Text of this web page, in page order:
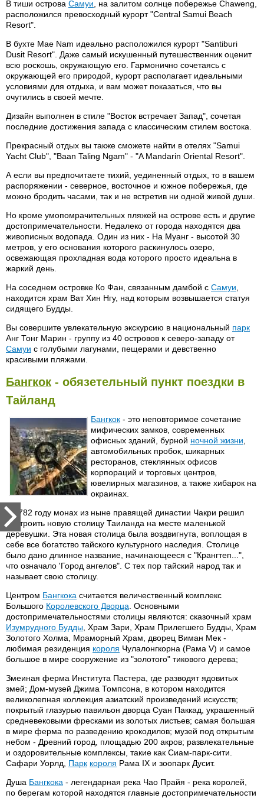
В тиши острова Самуи , на залитом солнце побережье Chaweng,
расположился превосходный курорт "Central Samui Beach
Resort".
В бухте Мае Nam идеально расположился курорт "Santiburi
Dusit Resort". Даже самый искушенный путешественник оценит
всю роскошь, окружающую его. Гармонично сочетаясь с
окружающей его природой, курорт располагает идеальными
условиями для отдыха, и вам может показаться, что вы
очутились в своей мечте.
Дизайн выполнен в стиле "Восток встречает Запад", сочетая
последние достижения запада с классическим стилем востока.
Прекрасный отдых вы также сможете найти в отелях "Samui
Yacht Club", "Baan Taling Ngam" - "A Mandarin Oriental Resort".
А если вы предпочитаете тихий, уединенный отдых, то в вашем
распоряжении - северное, восточное и южное побережья, где
можно бродить часами, так и не встретив ни одной живой души.
Но кроме умопомрачительных пляжей на острове есть и другие
достопримечательности. Недалеко от города находятся два
живописных водопада. Один из них - На Муанг - высотой 30
метров, у его основания которого раскинулось озеро,
освежающая прохладная вода которого просто идеальна в
жаркий день.
На соседнем островке Ко Фан, связанным дамбой с Самуи
находится храм Ват Хин Нгу, над которым возвышается статуя
сидящего Будды.
Вы совершите увлекательную экскурсию в национальный парк
Анг Тонг Марин - группу из 40 островов к северо-западу от
Самуи с голубыми лагунами, пещерами и девственно
красивыми пляжами.
Бангкок - обязетельный пункт поездки в
Тайланд
Бангкок - это неповторимое сочетание
мифических замков, современных
офисных зданий, бурной ночной жизни
автомобильных пробок, шикарных
ресторанов, стеклянных офисов
корпораций и торговых центров,
ювелирных магазинов, а также хибарок на
окраинах.
В 1782 году монах из ныне правящей династии Чакри решил
построить новую столицу Таиланда на месте маленькой
деревушки. Эта новая столица была воздвигнута, воплощая в
себе все богатство тайского культурного наследия. Столице
было дано длинное название, начинающееся с "Крангтеп...",
что означало 'Город ангелов". С тех пор тайский народ так и
называет свою столицу.
Центром Бангкока считается величественный комплекс
Большого Королевского Дворца . Основными
достопримечательностями столицы являются: сказочный храм
Изумрудного Будды , Храм Зари, Храм Прилегшего Будды, Храм
Золотого Холма, Мраморный Храм, дворец Виман Мек -
любимая резиденция короля Чулалонгкорна (Рама V) и самое
большое в мире сооружение из "золотого" тикового дерева;
Змеиная ферма Института Пастера, где разводят ядовитых
змей; Дом-музей Джима Томпсона, в котором находится
великолепная коллекция азиатский произведений искусств;
покрытый глазурью павильон дворца Суан Паккад, украшенный
средневековыми фресками из золотых листьев; самая большая
в мире ферма по разведению крокодилов; музей под открытым
небом - Древний город, площадью 200 акров; развлекательные
и оздоровительные комплексы, такие как Сиам-парк-сити.
Сафари Уорлд, Парк короля Рама IX и зоопарк Дусит.
Душа Бангкока - легендарная река Чао Прайя - река королей,
по берегам которой находятся главные достопримечательности